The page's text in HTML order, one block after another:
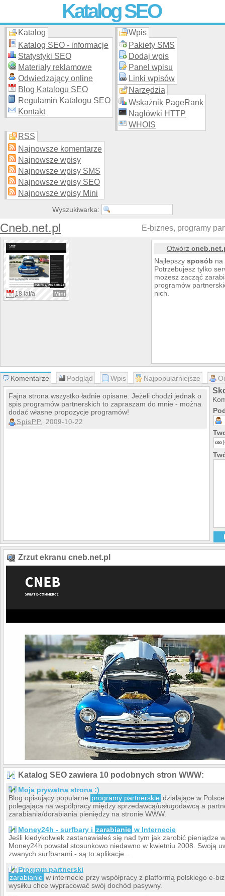
Katalog SEO
Skuteczna i promocja stron WWW –
moderowanego katalogu za darmo!
Katalog
Katalog SEO - informacje
Statystyki SEO
Materiały reklamowe
Odwiedzający online
Blog Katalogu SEO
Regulamin Katalogu SEO
Kontakt
Wpis
Pakiety SMS
Dodaj wpis
Panel wpisu
Linki wpisów
Narzędzia
Wskaźnik PageRank
Nagłówki HTTP
WHOIS
RSS
Najnowsze komentarze
Najnowsze wpisy
Najnowsze wpisy SMS
Najnowsze wpisy SEO
Najnowsze wpisy Mini
Wyszukiwarka:
Cneb.net.pl E-biznes, programy
18 lat/a Mini
Otwórz
Najlepszysposób na
Potrzebujesz tylko
możesz zacząć
programów
nich.
Komentarze Podgląd Wpis Najpopularniejsze
Fajna strona wszystko ładnie opisane. Jeżeli chodzi jednak o
spis programów partnerskich to zapraszam do mnie - można
dodać własne propozycje programów!
SpisPP, 2009-10-22
Zrzut ekranu cneb.net.pl
Katalog SEO zawiera 10 podobnych stron WWW:
Moja prywatna strona :)
Blog opisujący popularne programy partnerskie działające w
polegająca na współpracy między sprzedawcą/usługodawcą a
zarabiania/dorabiania pieniędzy na stronie WWW.
Money24h - surfbary i zarabianie w Internecie
Jeśli kiedykolwiek zastanawiałeś się nad tym jak zarobić pieniądze
Money24h powstał stosunkowo niedawno w kwietniu 2008. Swoją
zwanych surfbarami - są to aplikacje...
Program partnerski
zarabianie w internecie przy współpracy z platformą polskiego e-
wysiłku chce wypracować swój dochód pasywny.